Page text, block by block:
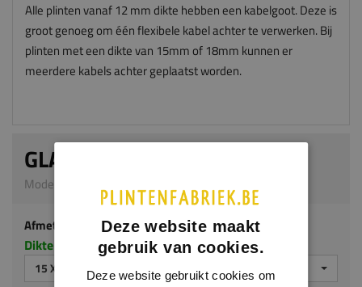
Alle plinten vanaf 12 mm dikte hebben een kabelgoot. Deze is
groot genoeg om één flexibele kabel achter te verwerken. Bij
plinten met een dikte van 15mm of 18mm kunnen er
meerdere kabels achter geplaatst worden.
GLADDE PLINT
Model G301 | 15 x 90 mm | Grenen
Afmeting
Dikte x hoogte in millimeters
15 X 90 MM
Deze website maakt
gebruik van cookies.
Deze website gebruikt cookies om